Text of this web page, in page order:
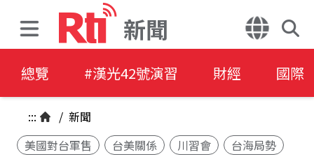
新聞
總覽 #漢光42號演習 財經 國際
::: / 新聞
美國對台軍售
台美關係 川習會 台海局勢